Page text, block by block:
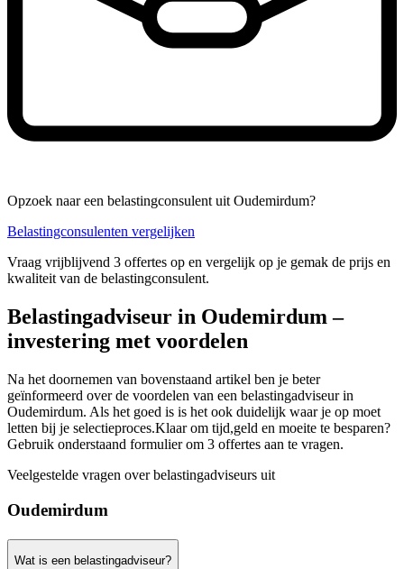
Opzoek naar een belastingconsulent uit Oudemirdum?
Belastingconsulenten vergelijken
Vraag vrijblijvend 3 offertes op en vergelijk op je gemak de prijs en
kwaliteit van de belastingconsulent.
Belastingadviseur in Oudemirdum –
investering met voordelen
Na het doornemen van bovenstaand artikel ben je beter
geïnformeerd over de voordelen van een belastingadviseur in
Oudemirdum. Als het goed is is het ook duidelijk waar je op moet
letten bij je selectieproces.Klaar om tijd,geld en moeite te besparen?
Gebruik onderstaand formulier om 3 offertes aan te vragen.
Veelgestelde vragen over belastingadviseurs uit
Oudemirdum
Wat is een belastingadviseur?